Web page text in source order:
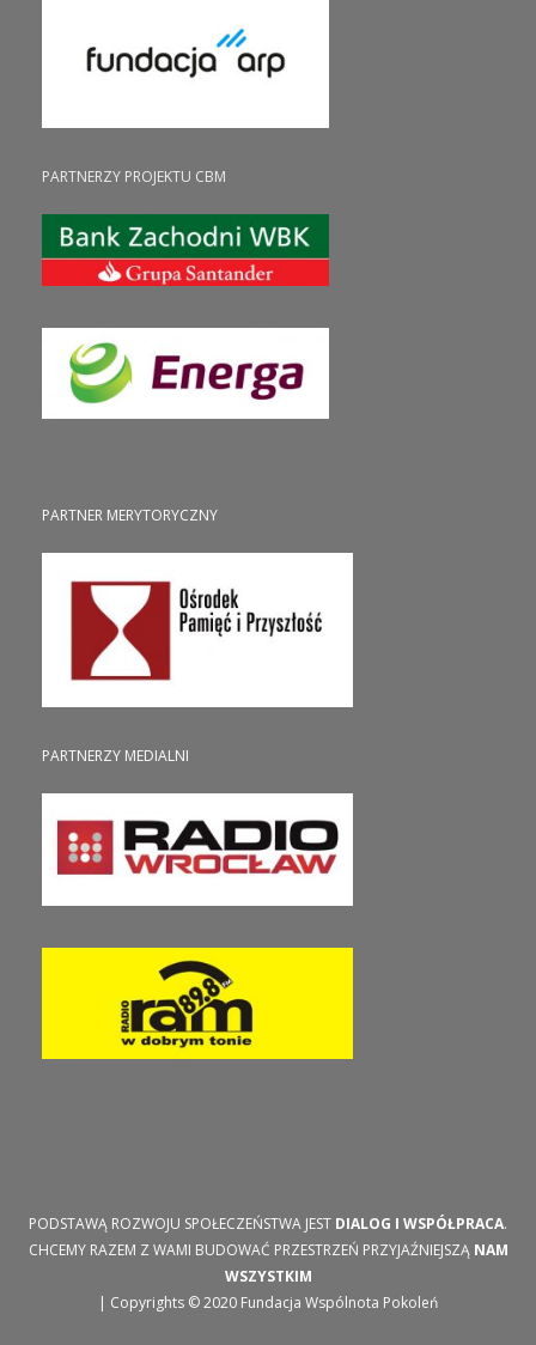
PARTNERZY PROJEKTU CBM
PARTNER MERYTORYCZNY
PARTNERZY MEDIALNI
PODSTAWĄ ROZWOJU SPOŁECZEŃSTWA JEST DIALOG I WSPÓŁPRACA.
CHCEMY RAZEM Z WAMI BUDOWAĆ PRZESTRZEŃ PRZYJAŹNIEJSZĄ NAM
WSZYSTKIM
| Copyrights © 2020 Fundacja Wspólnota Pokoleń